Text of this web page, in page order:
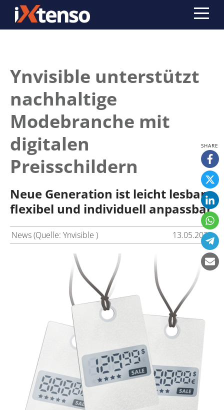
Ynvisible unterstützt
nachhaltige
Modebranche mit
digitalen
Preisschildern
Neue Generation ist leicht lesbar,
flexibel und individuell anpassbar
News (Quelle: Ynvisible ) 13.05.2022